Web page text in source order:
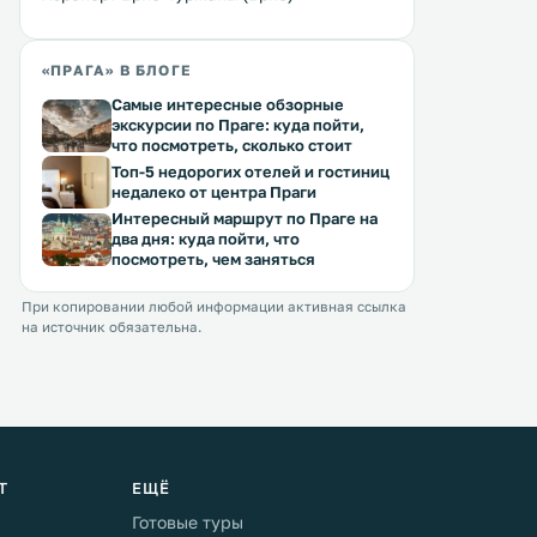
«ПРАГА» В БЛОГЕ
Самые интересные обзорные
экскурсии по Праге: куда пойти,
что посмотреть, сколько стоит
Топ-5 недорогих отелей и гостиниц
недалеко от центра Праги
Интересный маршрут по Праге на
два дня: куда пойти, что
посмотреть, чем заняться
При копировании любой информации активная ссылка
на источник обязательна.
ЕЩЁ
Готовые туры